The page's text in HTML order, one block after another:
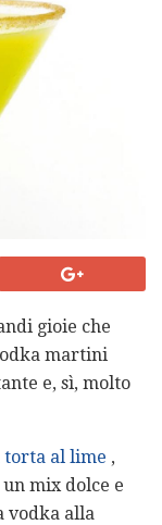
gioie che
martini
e, sì, molto
torta al lime ,
mix dolce e
vodka alla